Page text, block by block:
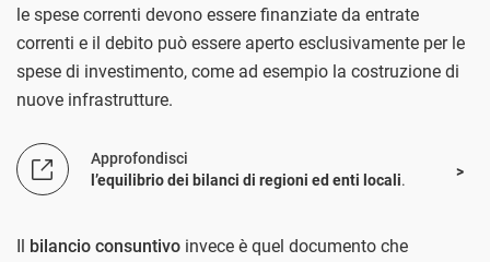
le spese correnti devono essere finanziate da entrate
correnti e il debito può essere aperto esclusivamente per le
spese di investimento, come ad esempio la costruzione di
nuove infrastrutture.
Approfondisci
l’equilibrio dei bilanci di regioni ed enti locali.
Il bilancio consuntivo invece è quel documento che